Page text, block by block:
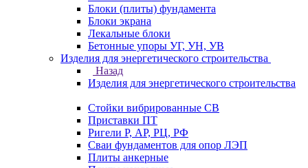
Блоки (плиты) фундамента
Блоки экрана
Лекальные блоки
Бетонные упоры УГ, УН, УВ
Изделия для энергетического строительства
Назад
Изделия для энергетического строительства
Стойки вибрированные СВ
Приставки ПТ
Ригели Р, АР, РЦ, РФ
Сваи фундаментов для опор ЛЭП
Плиты анкерные